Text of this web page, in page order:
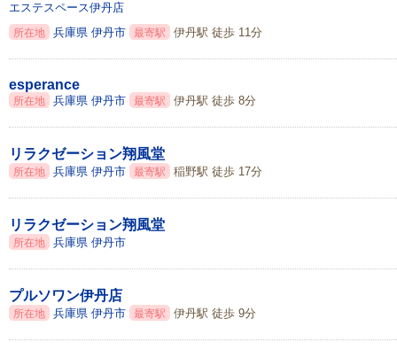
エステスペース伊丹店
所在地 兵庫県 伊丹市 最寄駅 伊丹駅 徒歩 11分
esperance
所在地 兵庫県 伊丹市 最寄駅 伊丹駅 徒歩 8分
リラクゼーション翔風堂
所在地 兵庫県 伊丹市 最寄駅 稲野駅 徒歩 17分
リラクゼーション翔風堂
所在地 兵庫県 伊丹市
プルソワン伊丹店
所在地 兵庫県 伊丹市 最寄駅 伊丹駅 徒歩 9分